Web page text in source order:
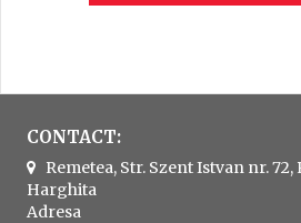
CONTACT:
Remetea, Str. Szent Istvan nr. 72,
Harghita
Adresa